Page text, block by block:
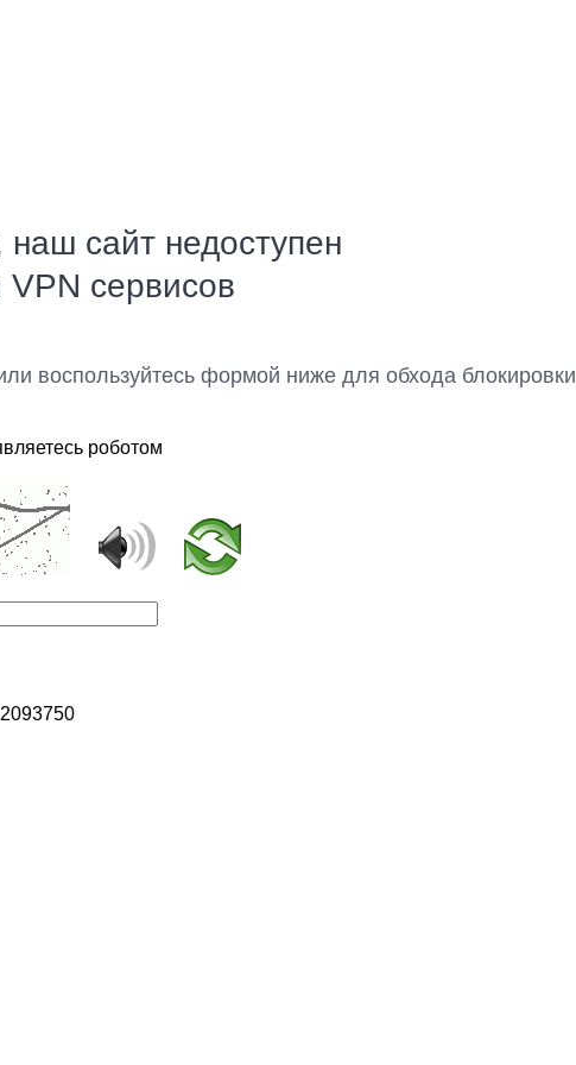
сайт недоступен
VPN сервисов
воспользуйтесь формой ниже для обхода блокировки
роботом